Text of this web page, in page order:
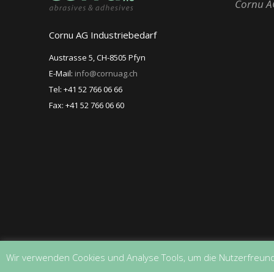
Cornu AG Industriebedarf
Austrasse 5, CH-8505 Pfyn
E-Mail: info@cornuag.ch
Tel: +41 52 766 06 66
Fax: +41 52 766 06 60
Cornu
Wir verwenden Cookies und Analyse Tools, um die